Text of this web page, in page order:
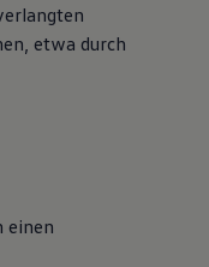
etwa durch
einen